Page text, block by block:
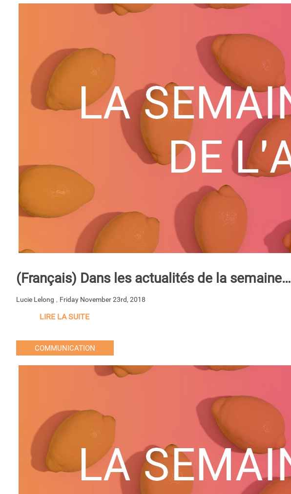
(Français) Dans les actualités de la semaine…
Lucie Lelong , Friday November 23rd, 2018
LIRE LA SUITE
COMMUNICATION